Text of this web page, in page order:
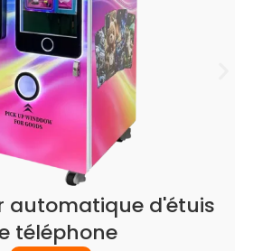
automatique d'étuis
téléphone